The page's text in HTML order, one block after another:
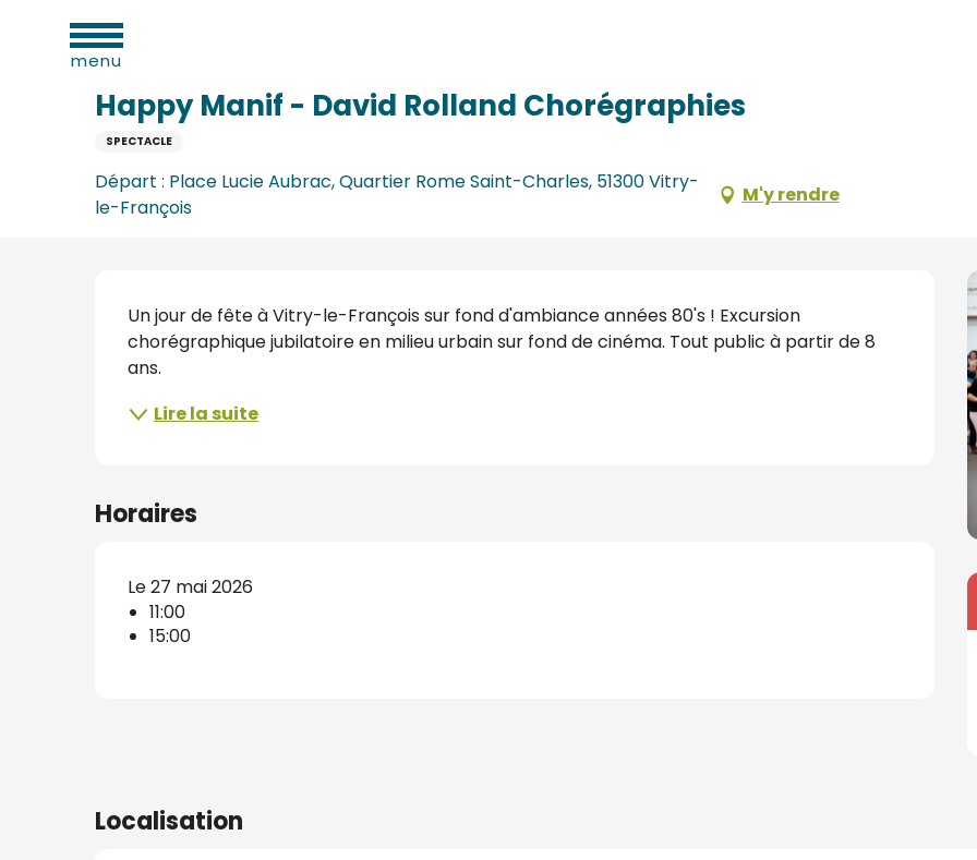
contenumenu
Accueil
Happy Manif - David Rolland Chorégraphies
SPECTACLE
Départ : Place Lucie Aubrac, Quartier Rome Saint-Charles, 51300 Vitry-
le-François
M'y rendre
Description
Un jour de fête à Vitry-le-François sur fond d'ambiance années 80's ! Excursion
chorégraphique jubilatoire en milieu urbain sur fond de cinéma. Tout public à partir de 8
ans.
Lire la suite
Horaires
Le 27 mai 2026
11:00
15:00
Localisation